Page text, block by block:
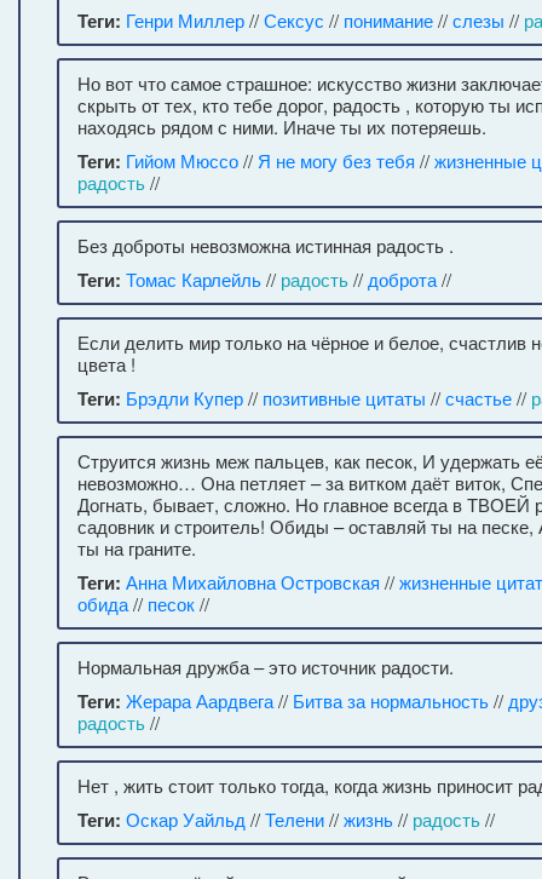
Теги: Генри Миллер//Сексус // понимание//слезы //
Но вот что самое страшное: искусство жизни
скрыть от тех, кто тебе дорог, радость , которую ты
находясь рядом с ними. Иначе ты их потеряешь.
Теги: Гийом Мюссо// Я не могу без тебя //жизненные
радость//
Без доброты невозможна истинная радость .
Теги: Томас Карлейль// радость// доброта//
Если делить мир только на чёрное и белое, счастлив
цвета !
Теги: Брэдли Купер// позитивные цитаты //счастье//
Струится жизнь меж пальцев, как песок, И удержать
невозможно… Она петляет – за витком даёт виток,
Догнать, бывает, сложно. Но главное всегда в ТВОЕЙ
садовник и строитель! Обиды – оставляй ты на
ты на граните.
Теги: Анна Михайловна Островская //жизненные
обида// песок//
Нормальная дружба – это источник радости.
Теги: Жерара Аардвега// Битва за нормальность//
радость//
Нет , жить стоит только тогда, когда жизнь приносит
Теги: Оскар Уайльд //Телени//жизнь// радость//